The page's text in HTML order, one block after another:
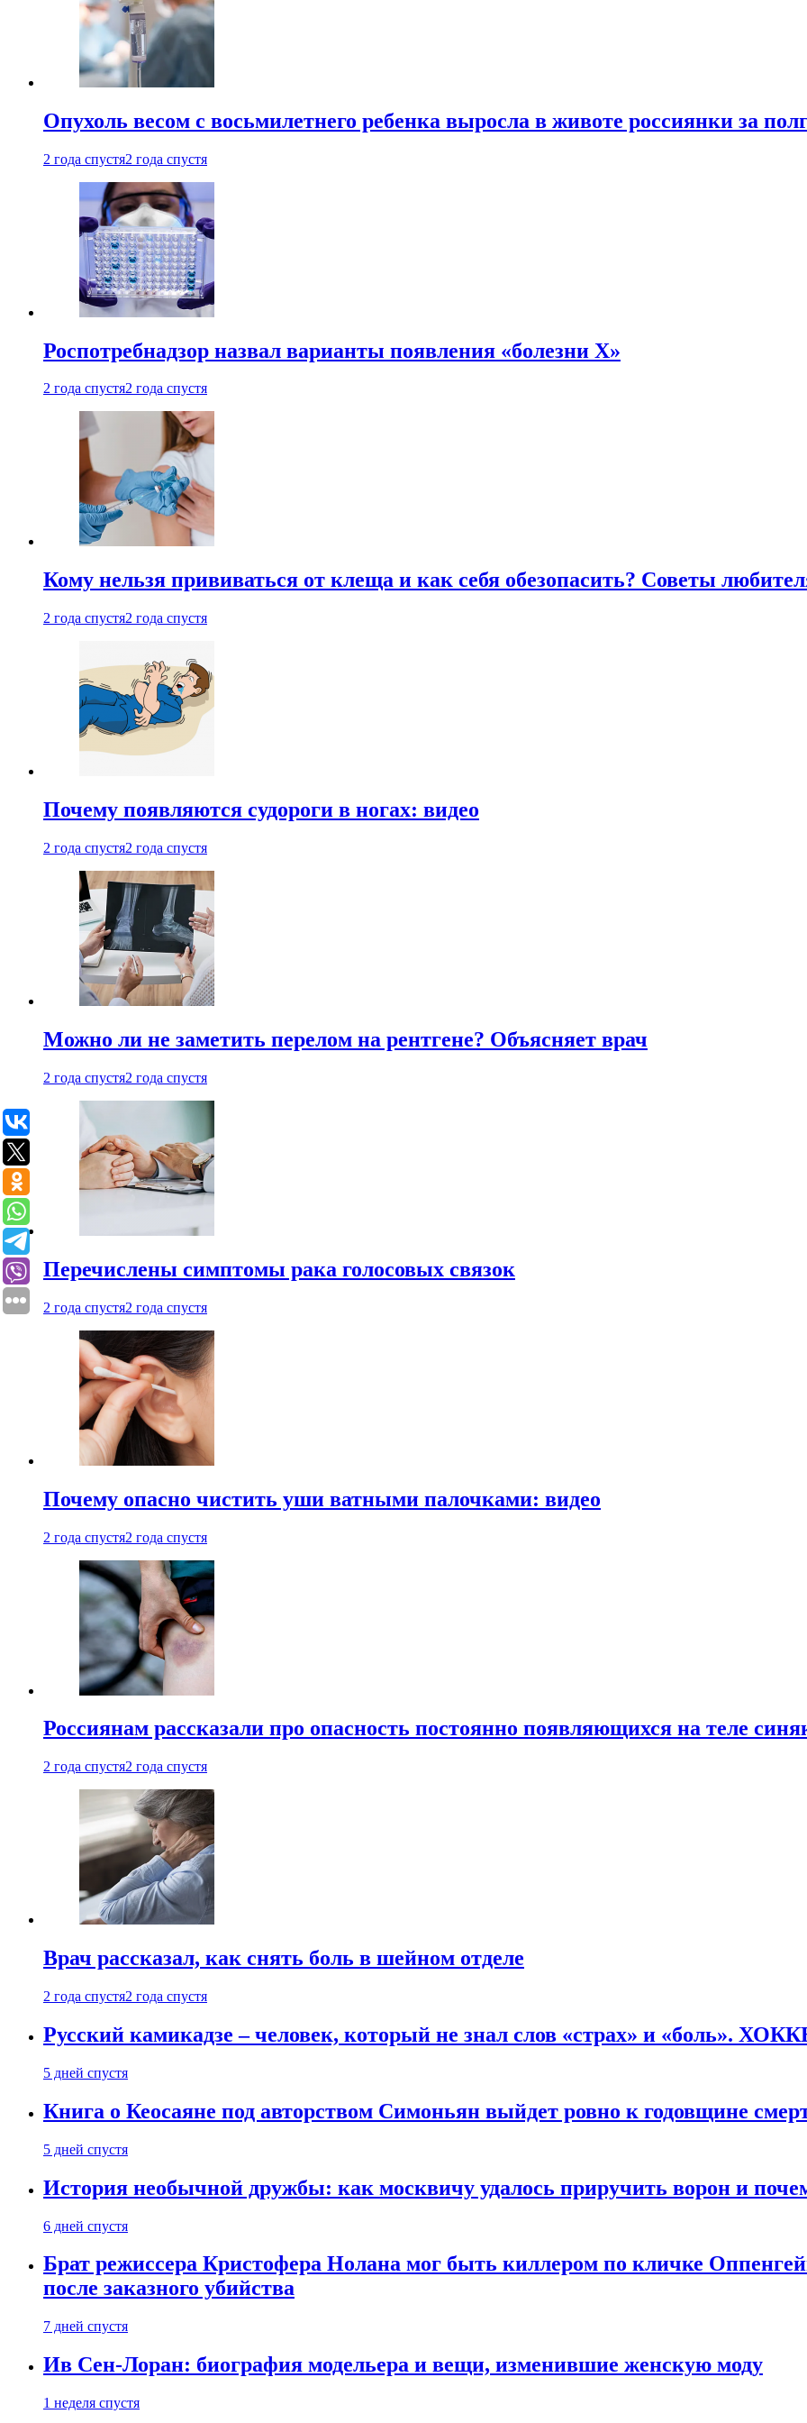
Опухоль весом с восьмилетнего ребенка выросла в животе россиянки за
2 года спустя2 года спустя
Роспотребнадзор назвал варианты появления «болезни Х»
2 года спустя2 года спустя
Кому нельзя прививаться от клеща и как себя обезопасить? Советы
2 года спустя2 года спустя
Почему появляются судороги в ногах: видео
2 года спустя2 года спустя
Можно ли не заметить перелом на рентгене? Объясняет врач
2 года спустя2 года спустя
Перечислены симптомы рака голосовых связок
2 года спустя2 года спустя
Почему опасно чистить уши ватными палочками: видео
2 года спустя2 года спустя
Россиянам рассказали про опасность постоянно появляющихся на теле
2 года спустя2 года спустя
Врач рассказал, как снять боль в шейном отделе
2 года спустя2 года спустя
Русский камикадзе – человек, который не знал слов «страх» и «боль».
5 дней спустя
Книга о Кеосаяне под авторством Симоньян выйдет ровно к годовщине
5 дней спустя
История необычной дружбы: как москвичу удалось приручить ворон и
6 дней спустя
Брат режиссера Кристофера Нолана мог быть киллером по кличке
после заказного убийства
7 дней спустя
Ив Сен-Лоран: биография модельера и вещи, изменившие женскую моду
1 неделя спустя